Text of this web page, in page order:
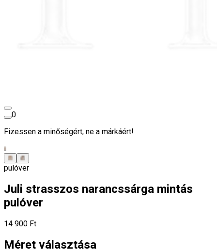
0
Fizessen a minőségért, ne a márkáért!
pulóver
Juli strasszos narancssárga mintás
pulóver
14 900 Ft
Méret választása